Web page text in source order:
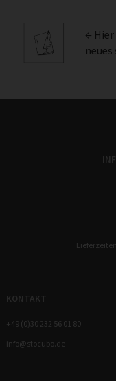
← Hier
KONTAKT
+49 (0)30 232 56 01 80
info@stocubo.de